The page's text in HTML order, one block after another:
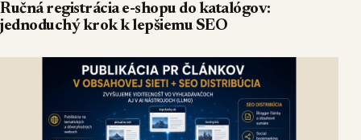
Ručná registrácia e-shopu do katalógov:
jednoduchý krok k lepšiemu SEO